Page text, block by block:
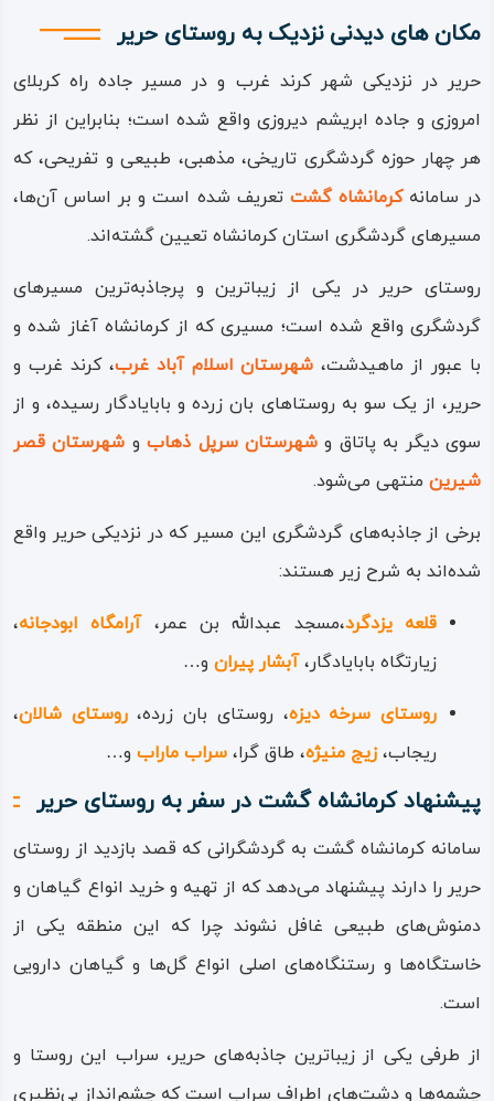
شناسان و دیگر پژوهندگان حوزه‌های انسان‌ شناسی قرار
می‌گیرد.
مقبره و بارگاه امام‌ زاده رضا بیگ نیز در داخل روستا قرار دارد که
از جمله جاذبه‌های گردشگری مذهبی در منطقه است. مردم
روستای حریر از اصیل‌ترین مردمان کرد هستند که از نظر فرهنگ
می‌کنند و لفظ «گورانی» بیش‌تر ناظر به خاستگاه ایلی و آیینی
این مردم است که البته امروزه، به تسامح به عنوان گویش
گورانی از آن نام برده می‌شود.
از نظر دینی و باورهای مذهبی نیز، دارای مذهب و آیین یاری یا
یارسانی (اهل حق) هستند. اقتصاد و معیشت مردم حریر بیشتر
دامپروری تامین شده و سامان می‌گیرد و دلیل این نوع از سبک
زندگی و اقتصاد روستا را، بایست در جغرافیا و کیفیت اقلیمی
منطقه جست‌ و جو کرد؛ به عبارتی شهر کرند غرب به صورت عام
و روستای حریر به شکل خاص دارای آب‌ و هوای معتدل و مایل
نیمه‌ کوهستانی و مشرف به جلگه‌های حاصل‌خیز بوده و یکی از
پرآب‌ترین و باران‌زاترین مناطق استان کرمانشاه است. این آب‌ و
مناطق هم‌جوار آن را برای کشاورزی و کشت انواع محصولات
مهیا نموده، تا جایی که انگور و کشمش کرند غرب از قدیم‌ روزگار
تا به امروز زبان‌زد مشتریان و بازاریان بوده و هست. وجود باغ‌ها،
مزارع و دشت‌های سرسبز در اطراف روستای حریر، یکی از
کرمانشاه‌ گشت رقم زده است.
مکان های دیدنی نزدیک به روستای حریر
حریر در نزدیکی شهر کرند غرب و در مسیر جاده راه‌ کربلای
امروزی و جاده ابریشم دیروزی واقع شده است؛ بنابراین از نظر
هر چهار حوزه گردشگری تاریخی، مذهبی، طبیعی و تفریحی، که
در سامانهکرمانشاه‌ گشت تعریف شده‌ است و بر اساس آن‌ها،
مسیرهای گردشگری استان کرمانشاه تعیین گشته‌اند.
روستای حریر در یکی از زیباترین و پرجاذبه‌ترین مسیرهای
گردشگری واقع شده است؛ مسیری که از کرمانشاه آغاز شده و
با عبور از ماهیدشت، شهرستان اسلام‌ آباد غرب، کرند غرب و
حریر، از یک سو به روستاهای بان‌ زرده و بابایادگار رسیده، و از
سوی دیگر به پاتاق و شهرستان سرپل‌ ذهابو شهرستان قصر
شیرین منتهی می‌شود.
برخی از جاذبه‌های گردشگری این مسیر که در نزدیکی حریر واقع
شده‌اند به شرح زیر هستند:
قلعه یزدگرد،مسجد عبدالله‌ بن عمر،آرامگاه ابودجانه،
زیارتگاه بابایادگار،آبشار پیران و…
روستای سرخه‌ دیزه، روستای بان‌ زرده،روستای شالان،
ریجاب،زیج منیژه، طاق گرا، سراب ماراب و…
پیشنهاد کرمانشاه گشت در سفر به روستای حریر
سامانه‌ کرمانشاه‌ گشت به گردشگرانی که قصد بازدید از روستای
حریر را دارند پیشنهاد می‌دهد که از تهیه و خرید انواع گیاهان و
دمنوش‌های طبیعی غافل نشوند چرا که این منطقه یکی از
خاستگاه‌ها و رستنگاه‌های اصلی انواع گل‌ها و گیاهان دارویی
است.
از طرفی یکی از زیباترین جاذبه‌های حریر، سراب این روستا و
چشمه‌ها و دشت‌های اطراف سراب است که چشم‌انداز بی‌نظیری